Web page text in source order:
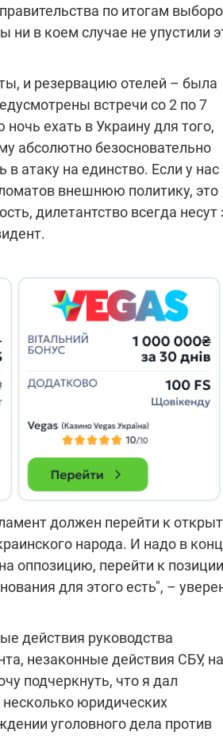
по итогам
в коем случае не упустили
и резервацию отелей – была
встречи со 2 по 7
ехать в Украину для того,
абсолютно безосновательно
атаку на единство. Если у нас
внешнюю политику, это
дилетантство всегда несут
должен перейти к
народа. И надо в
оппозицию, перейти к позиции
для этого есть", –
действия руководства
незаконные действия СБУ, на
подчеркнуть, что я дал
юридических
уголовного дела против